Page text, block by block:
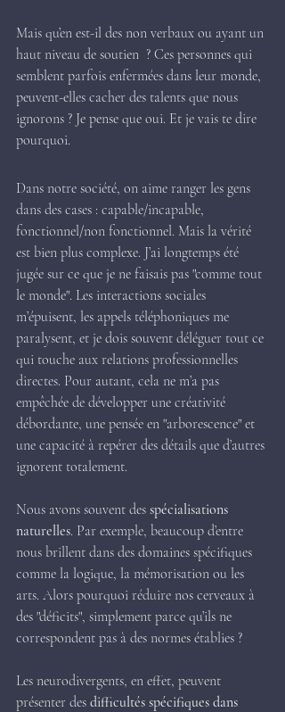
Mais qu’en est-il des non verbaux ou ayant un
haut niveau de soutien  ? Ces personnes qui
semblent parfois enfermées dans leur monde,
peuvent-elles cacher des talents que nous
ignorons ? Je pense que oui. Et je vais te dire
pourquoi.
Dans notre société, on aime ranger les gens
dans des cases : capable/incapable,
fonctionnel/non fonctionnel. Mais la vérité
est bien plus complexe. J’ai longtemps été
jugée sur ce que je ne faisais pas "comme tout
le monde". Les interactions sociales
m’épuisent, les appels téléphoniques me
paralysent, et je dois souvent déléguer tout ce
qui touche aux relations professionnelles
directes. Pour autant, cela ne m’a pas
empêchée de développer une créativité
débordante, une pensée en "arborescence" et
une capacité à repérer des détails que d’autres
ignorent totalement.
Nous avons souvent des spécialisations
naturelles. Par exemple, beaucoup d’entre
nous brillent dans des domaines spécifiques
comme la logique, la mémorisation ou les
arts. Alors pourquoi réduire nos cerveaux à
des "déficits", simplement parce qu’ils ne
correspondent pas à des normes établies ?
Les neurodivergents, en effet, peuvent
présenter des difficultés spécifiques dans